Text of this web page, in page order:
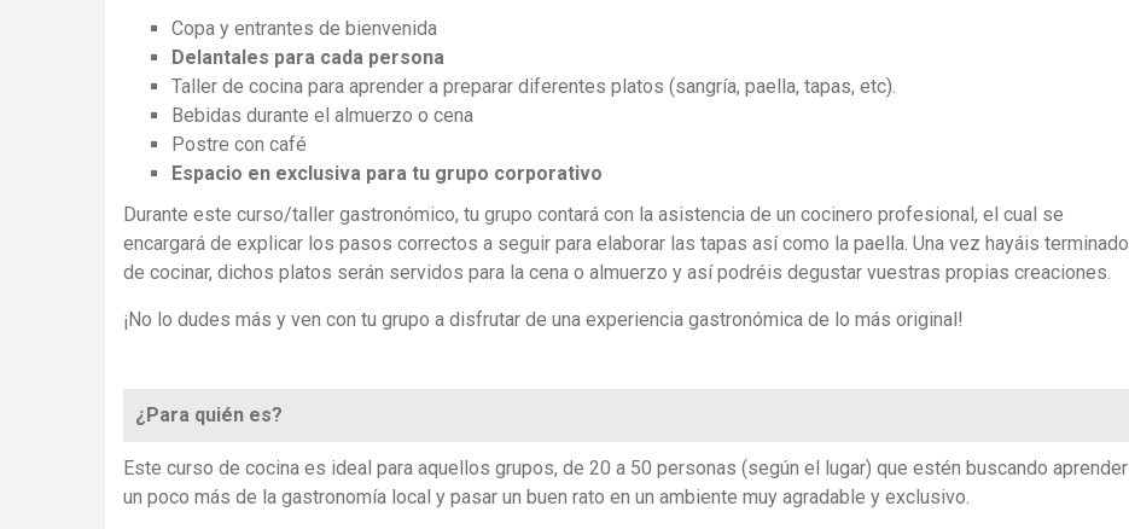
Copa y entrantes de bienvenida
Delantales para cada persona
Taller de cocina para aprender a preparar diferentes platos (sangría, paella, tapas, etc).
Bebidas durante el almuerzo o cena
Postre con café
Espacio en exclusiva para tu grupo corporativo
Durante este curso/taller gastronómico, tu grupo contará con la asistencia de un cocinero profesional, el cual se
encargará de explicar los pasos correctos a seguir para elaborar las tapas así como la paella. Una vez hayáis terminado
de cocinar, dichos platos serán servidos para la cena o almuerzo y así podréis degustar vuestras propias creaciones.
¡No lo dudes más y ven con tu grupo a disfrutar de una experiencia gastronómica de lo más original!
¿Para quién es?
Este curso de cocina es ideal para aquellos grupos, de 20 a 50 personas (según el lugar) que estén buscando aprender
un poco más de la gastronomía local y pasar un buen rato en un ambiente muy agradable y exclusivo.